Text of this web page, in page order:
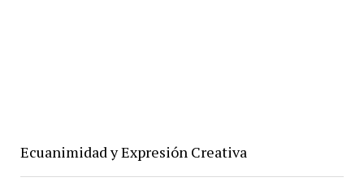
Ecuanimidad y Expresión Creativa